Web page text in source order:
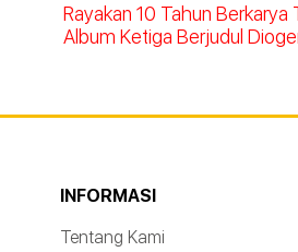
Rayakan 10 Tahun Berkarya
Album Ketiga Berjudul
INFORMASI
Tentang Kami